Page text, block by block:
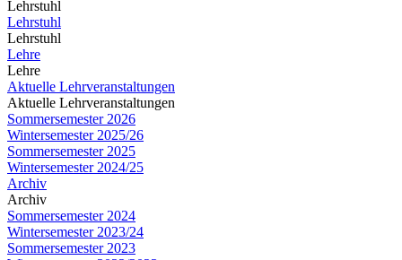
Lehrstuhl
Lehrstuhl
Lehrstuhl
Lehre
Lehre
Aktuelle Lehrveranstaltungen
Aktuelle Lehrveranstaltungen
Sommersemester 2026
Wintersemester 2025/26
Sommersemester 2025
Wintersemester 2024/25
Archiv
Archiv
Sommersemester 2024
Wintersemester 2023/24
Sommersemester 2023